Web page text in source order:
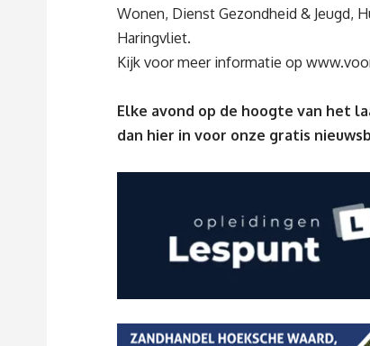
Wonen, Dienst Gezondheid & Jeugd,
Haringvliet.
Kijk voor meer informatie op
Elke avond op de hoogte van het
dan hier in voor onze gratis